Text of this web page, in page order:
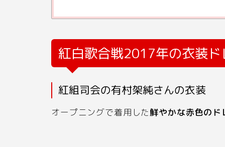
紅白歌合戦2017年の衣装
紅組司会の有村架純さんの衣装
オープニングで着用した鮮やかな赤色のド